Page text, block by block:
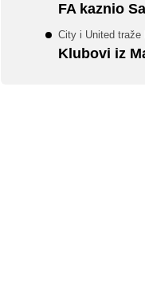
FA kaznio
City i United traže
Klubovi iz